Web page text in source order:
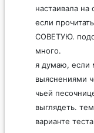
настаивала
если
СОВЕТУЮ.
много.
я думаю, если
выяснениями
чьей
выглядеть.
варианте